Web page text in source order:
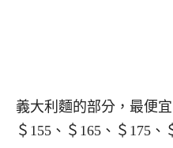
義大利麵的部分，最便
＄155、＄165、＄175